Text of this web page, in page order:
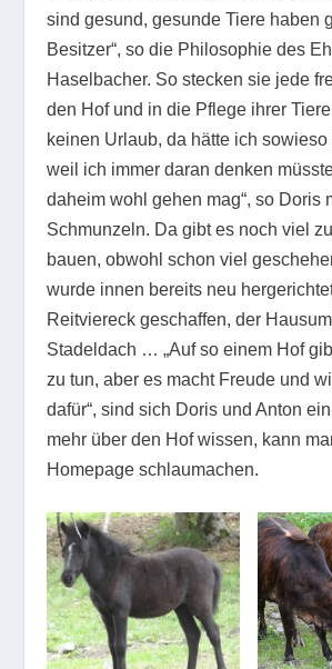
sind gesund, gesunde Tiere haben
Besitzer“, so die Philosophie des
Haselbacher. So stecken sie jede
den Hof und in die Pflege ihrer
keinen Urlaub, da hätte ich
weil ich immer daran denken
daheim wohl gehen mag“, so Doris
Schmunzeln. Da gibt es noch viel
bauen, obwohl schon viel
wurde innen bereits neu
Reitviereck geschaffen, der
Stadeldach … „Auf so einem Hof
zu tun, aber es macht Freude und
dafür“, sind sich Doris und Anton
mehr über den Hof wissen, kann
Homepage schlaumachen.